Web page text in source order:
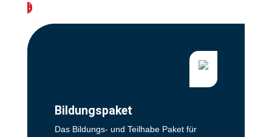
5
Bildungspaket
Das Bildungs- und Teilhabe Paket für